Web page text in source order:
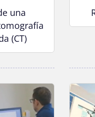
una
(CT)